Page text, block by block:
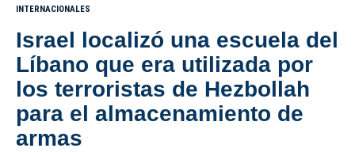
INTERNACIONALES
Israel localizó una escuela del
Líbano que era utilizada por
los terroristas de Hezbollah
para el almacenamiento de
armas